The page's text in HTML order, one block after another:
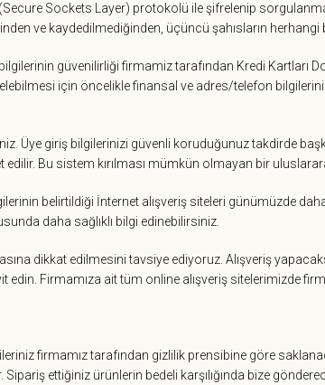
Sockets Layer) protokolü ile şifrelenip
ve kaydedilmediğinden, üçüncü şahısların
güvenilirliği firmamiz tarafından Kredi Kartları
için öncelikle finansal ve adres/telefon
Üye giriş bilgilerinizi güvenli koruduğunuz takdirde
Bu sistem kırılması mümkün olmayan bir
belirtildiği İnternet alışveriş siteleri günümüzde
daha sağlıklı bilgi edinebilirsiniz.
dikkat edilmesini tavsiye ediyoruz. Alışveriş
Firmamıza ait tüm online alışveriş sitelerimizde
firmamız tarafından gizlilik prensibine göre
ettiğiniz ürünlerin bedeli karşılığında bize